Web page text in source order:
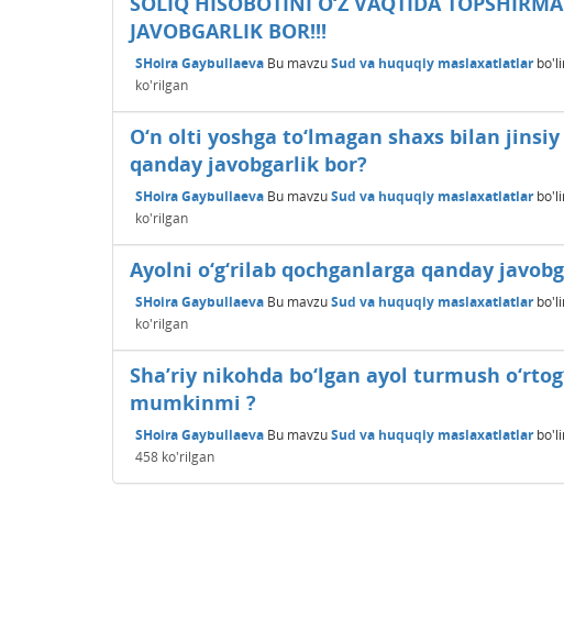
JAVOBGARLIK BOR!!!
SHoira Gaybullaeva Bu mavzuSud va huquqiy maslaxatlatlar
ko'rilgan
O‘n olti yoshga to‘lmagan shaxs bilan
qanday javobgarlik bor?
SHoira Gaybullaeva Bu mavzuSud va huquqiy maslaxatlatlar
ko'rilgan
Ayolni o‘g‘rilab qochganlarga qanday
SHoira Gaybullaeva Bu mavzuSud va huquqiy maslaxatlatlar
ko'rilgan
Sha’riy nikohda bo‘lgan ayol turmush
mumkinmi ?
SHoira Gaybullaeva Bu mavzuSud va huquqiy maslaxatlatlar
458 ko'rilgan